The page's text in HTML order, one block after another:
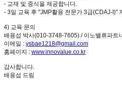
- 교재 및 중식을 제공합니다.
- 3일 교육 후 "JMP활용 전문가 3급(CDAJ-I)"
4) 교육 문의
배용섭 박사(010-3748-7605) / 이노밸류파트
이메일 : ysbae1218@gmail.com
홈페이지 : www.innovalue.co.kr
감사합니다.
배용섭 드림